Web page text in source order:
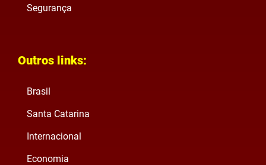
Segurança
Outros links:
Brasil
Santa Catarina
Internacional
Economia